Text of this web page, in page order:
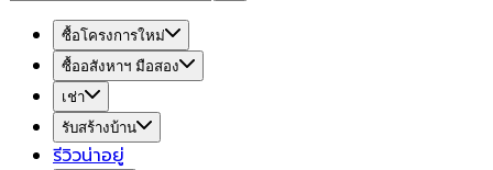
ซื้อโครงการใหม่
ซื้ออสังหาฯ มือสอง
เช่า
รับสร้างบ้าน
รีวิวน่าอยู่